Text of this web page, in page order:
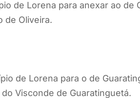
de Lorena para anexar ao de
de Oliveira.
de Lorena para o de
Visconde de Guaratinguetá.